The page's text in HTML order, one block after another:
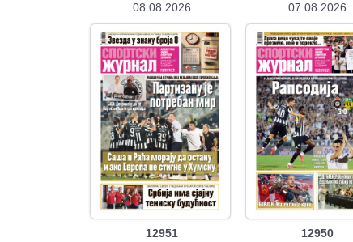
08.08.2026
12951
07.08.2026
12950